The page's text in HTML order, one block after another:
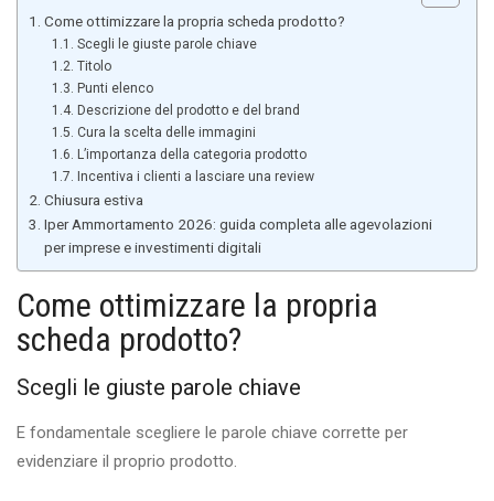
Come ottimizzare la propria scheda prodotto?
Scegli le giuste parole chiave
Titolo
Punti elenco
Descrizione del prodotto e del brand
Cura la scelta delle immagini
L’importanza della categoria prodotto
Incentiva i clienti a lasciare una review
Chiusura estiva
Iper Ammortamento 2026: guida completa alle agevolazioni
per imprese e investimenti digitali
Come ottimizzare la propria
scheda prodotto?
Scegli le giuste parole chiave
E fondamentale scegliere le parole chiave corrette per
evidenziare il proprio prodotto.